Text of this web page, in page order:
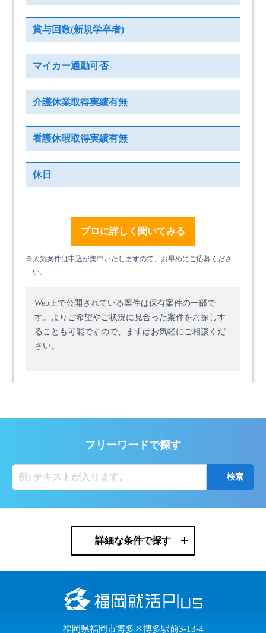
賞与回数(新規学卒者)
マイカー通勤可否
介護休業取得実績有無
看護休暇取得実績有無
休日
プロに詳しく聞いてみる
※人気案件は申込が集中いたしますので、お早めにご応募くださ
い。
Web上で公開されている案件は保有案件の一部で
す。 よりご希望やご状況に見合った案件をお探しす
ることも可能ですので、まずはお気軽にご相談くだ
さい。
フリーワードで探す
詳細な条件で探す
福岡県福岡市博多区博多駅前3-13-4